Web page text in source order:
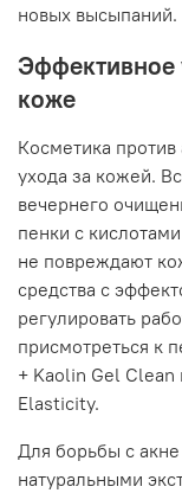
новых высыпаний.
Эффективное
коже
Косметика
ухода за кожей.
вечернего
пенки с
не повреждают
средства с
регулировать
присмотреться к
+ Kaolin Gel
Elasticity.
Для борьбы с
натуральными